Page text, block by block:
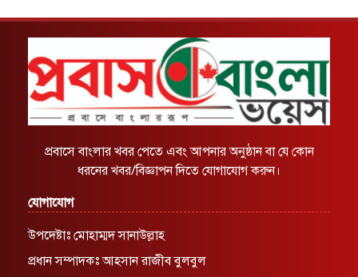
প্রবাসে বাংলার খবর পেতে এবং আপনার অনুষ্ঠান বা যে কোন
ধরনের খবর/বিজ্ঞাপন দিতে যোগাযোগ করুন।
যোগাযোগ
উপদেষ্টাঃ মোহাম্মদ সানাউল্লাহ
প্রধান সম্পাদকঃ আহসান রাজীব বুলবুল